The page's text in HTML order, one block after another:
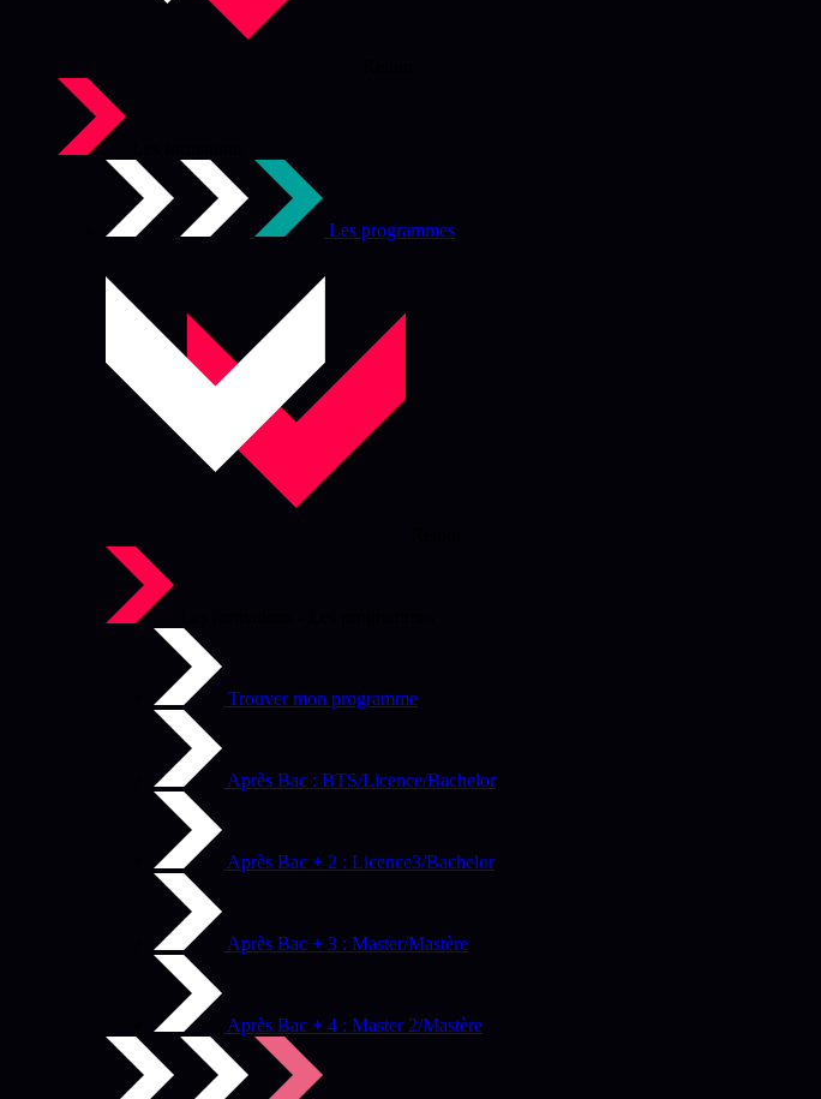
Les programmes
Trouver mon programme
Après Bac : BTS/Licence/Bachelor
Après Bac + 2 : Licence3/Bachelor
Après Bac + 3 : Master/Mastère
Après Bac + 4 : Master 2/Mastère